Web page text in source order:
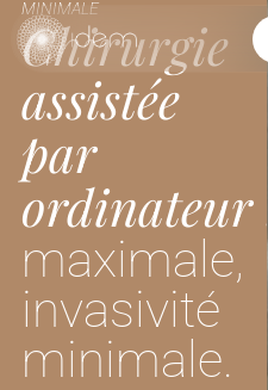
MINIMALE
Chirurgie
assistée
par
ordinateur :
maximale,
invasivité
minimale.